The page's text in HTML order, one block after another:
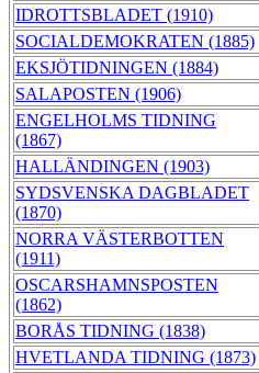
IDROTTSBLADET (1910)
SOCIALDEMOKRATEN (1885)
EKSJÖTIDNINGEN (1884)
SALAPOSTEN (1906)
ENGELHOLMS TIDNING
(1867)
HALLÄNDINGEN (1903)
SYDSVENSKA DAGBLADET
(1870)
NORRA VÄSTERBOTTEN
(1911)
OSCARSHAMNSPOSTEN
(1862)
BORÅS TIDNING (1838)
HVETLANDA TIDNING (1873)